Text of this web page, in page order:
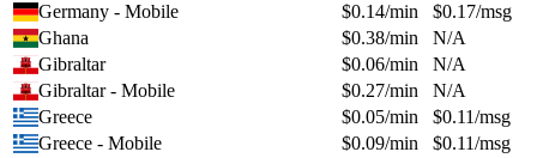
Germany - Mobile
$0.14/min $0.17/msg
Ghana
$0.38/min
N/A
Gibraltar
$0.06/min
N/A
Gibraltar - Mobile
$0.27/min
N/A
Greece
$0.05/min $0.11/msg
Greece - Mobile
$0.09/min $0.11/msg